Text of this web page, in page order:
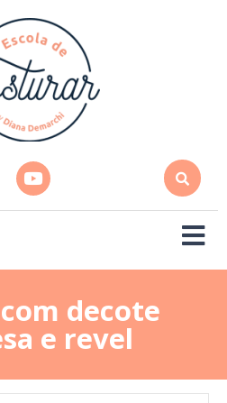
decote
e revel